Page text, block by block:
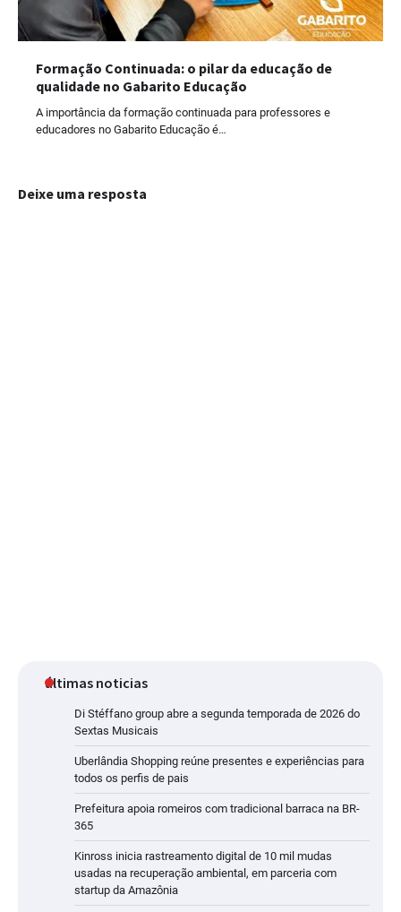
Formação Continuada: o pilar da educação de
qualidade no Gabarito Educação
A importância da formação continuada para professores e
educadores no Gabarito Educação é…
Deixe uma resposta
últimas noticias
Di Stéffano group abre a segunda temporada de 2026 do
Sextas Musicais
Uberlândia Shopping reúne presentes e experiências para
todos os perfis de pais
Prefeitura apoia romeiros com tradicional barraca na BR-
365
Kinross inicia rastreamento digital de 10 mil mudas
usadas na recuperação ambiental, em parceria com
startup da Amazônia